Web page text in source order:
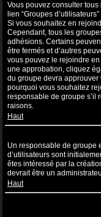
Vous pouvez consulter tous
lien “Groupes
Si vous souhaitez en
Cependant, tous les
adhésions. Certains
être fermés et d’autres
vous pouvez le rejoindre
une approbation, cliquez
du groupe devra
pourquoi vous souhaitez
responsable de groupe s’il
raisons.
Haut
Un responsable de groupe
d’utilisateurs sont
êtes intéressé par la
devrait être un
Haut